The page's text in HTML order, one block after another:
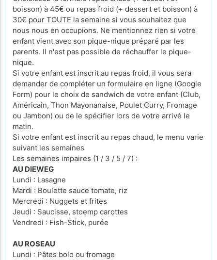
boisson) à 45€ ou repas froid (+ dessert et boisson) à
30€ pour TOUTE la semaine si vous souhaitez que
nous nous en occupions. Ne mentionnez rien si votre
enfant vient avec son pique-nique préparé par les
parents. Il n'est pas possible de réchauffer le pique-
nique.
Si votre enfant est inscrit au repas froid, il vous sera
demander de compléter un formulaire en ligne (Google
Form) pour le choix de sandwich de votre enfant (Club,
Américain, Thon Mayonanaise, Poulet Curry, Fromage
ou Jambon) ou de le spécifier lors de votre arrivé le
matin.
Si votre enfant est inscrit au repas chaud, le menu varie
suivant les semaines
Les semaines impaires (1 / 3 / 5 / 7) :
AU DIEWEG
Lundi : Lasagne
Mardi : Boulette sauce tomate, riz
Mercredi : Nuggets et frites
Jeudi : Saucisse, stoemp carottes
Vendredi : Fish-Stick, purée
AU ROSEAU
Lundi : Pâtes bolo ou fromage